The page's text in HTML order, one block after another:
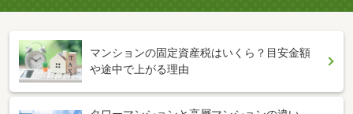
マンションの固定資産税はいくら？目安金額
や途中で上がる理由